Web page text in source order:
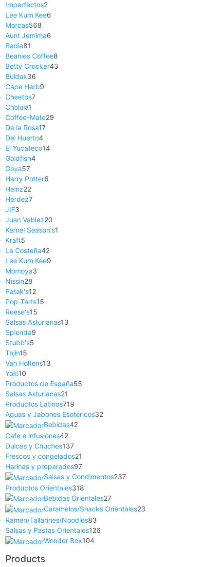
Imperfectos2
Lee Kum Kee6
Marcas568
Aunt Jemima6
Badia81
Beanies Coffee8
Betty Crocker43
Buldak36
Cape Herb9
Cheetos7
Cholula1
Coffee-Mate29
De la Rosa17
Del Huerto4
El Yucateco14
Goldfish4
Goya57
Harry Potter6
Heinz22
Herdez7
JIF3
Juan Valdez20
Kernel Season's1
Kraft5
La Costeña42
Lee Kum Kee9
Momoya3
Nissin28
Patak's12
Pop-Tarts15
Reese's15
Salsas Asturianas13
Splenda9
Stubb's5
Tajín15
Van Holtens13
Yoki10
Productos de España55
Salsas Asturianas21
Productos Latinos719
Aguas y Jabones Esotéricos32
Bebidas42
Cafe e infusiones42
Dulces y Chuches137
Frescos y congelados21
Harinas y preparados97
Salsas y Condimentos237
Productos Orientales318
Bebidas Orientales27
Caramelos/Snacks Orientales23
Ramen/Tallarines/Noodles83
Salsas y Pastas Orientales126
Wonder Box104
Products